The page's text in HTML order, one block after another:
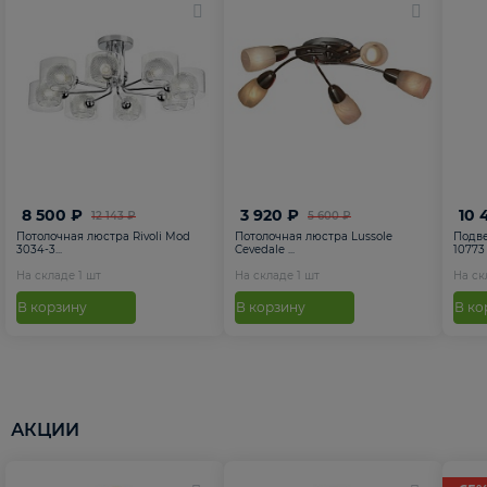
12 143 ₽
8 500 ₽
Потолочная люстра Rivoli Mod
3034-3...
На складе 1 шт
В корзину
5 600 ₽
3 920 ₽
Потолочная люстра Lussole
Cevedale ...
На складе 1 шт
В корзину
10
10773
На
В
АКЦИИ